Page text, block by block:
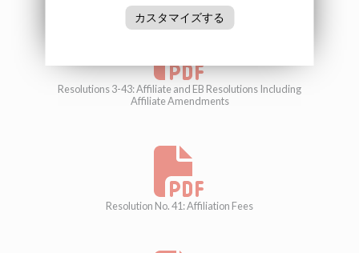
Resolutions 3-43: Affiliate and EB Resolutions Including
Affiliate Amendments
Resolution No. 41: Affiliation Fees
カスタマイズする